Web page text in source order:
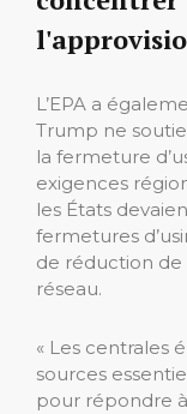
L’EPA a
Trump ne
la fermeture
exigences
les États
fermetures
de réduction de
réseau.
« Les centrales
sources
pour répondre